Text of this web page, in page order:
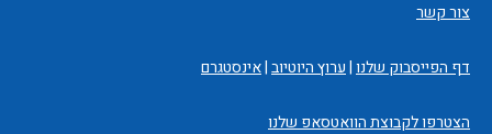
צור קשר
דף הפייסבוק שלנו|ערוץ היוטיוב|אינסטגרם
הצטרפו לקבוצת הוואטסאפ שלנו